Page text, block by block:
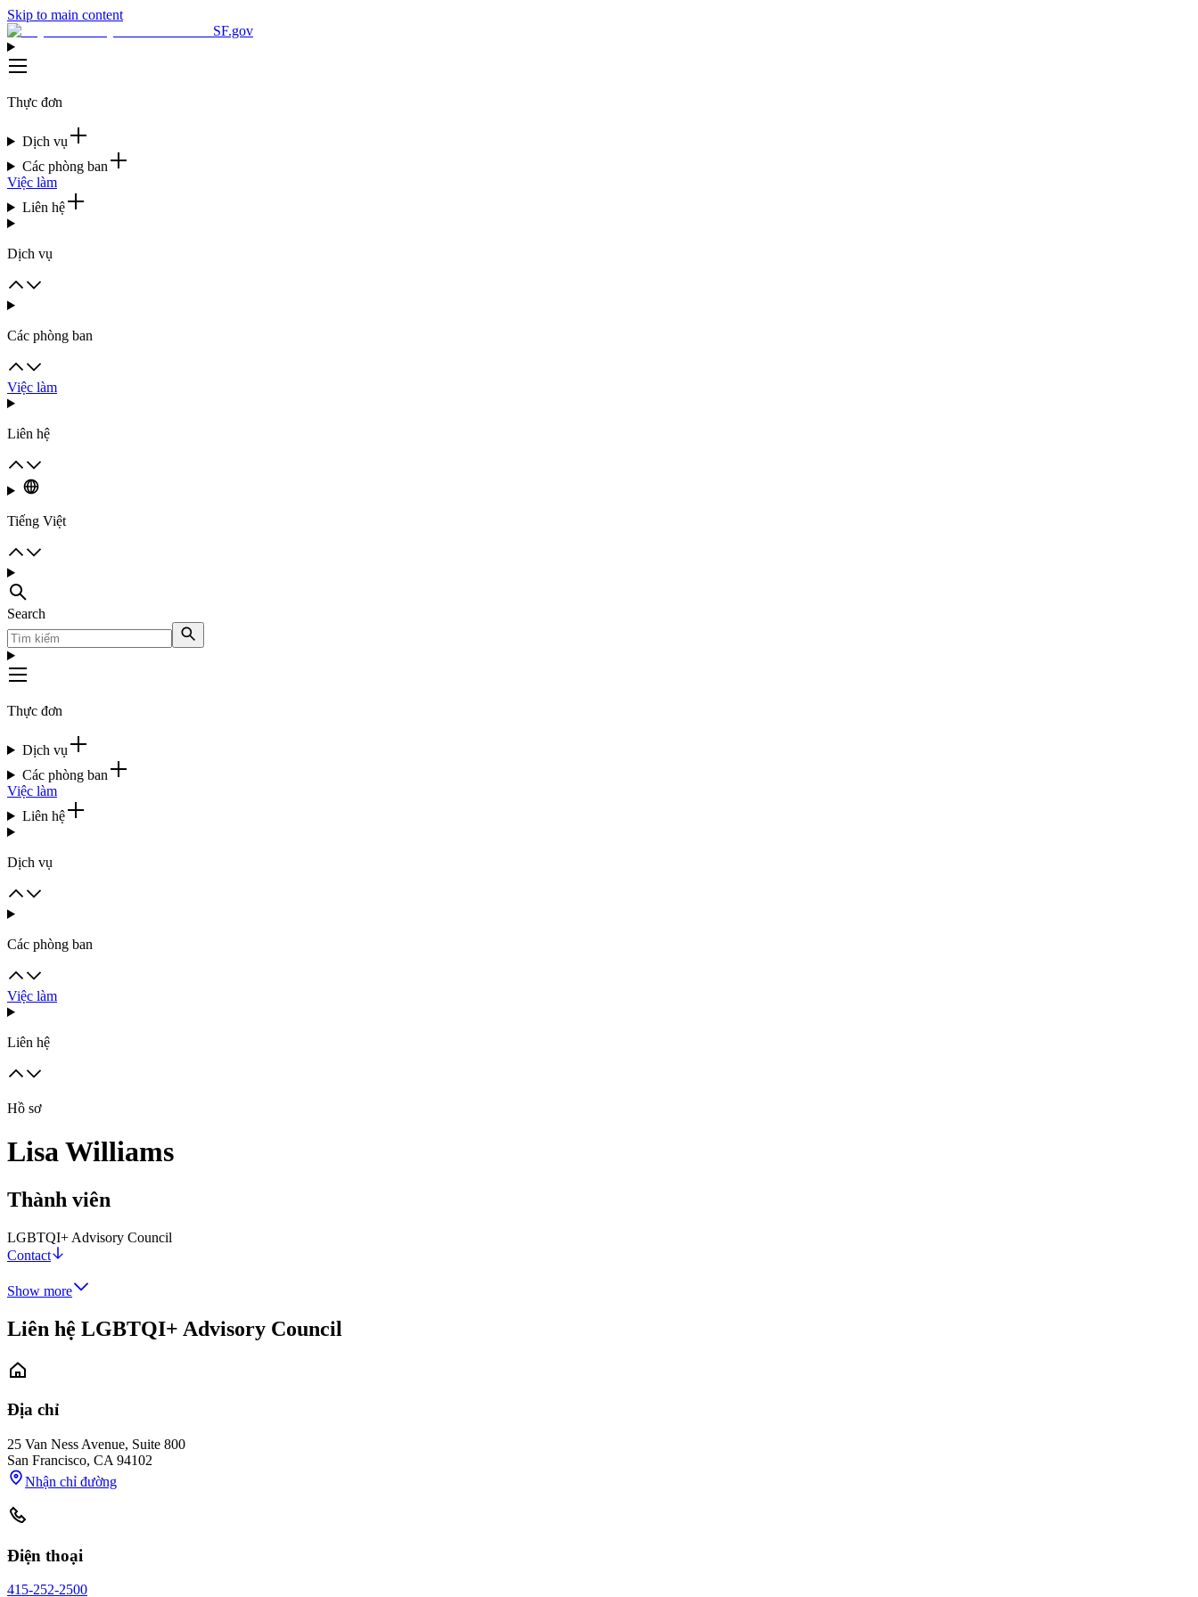
Skip to main content
SF.gov
Thực đơn
Dịch vụ
Các phòng ban
Việc làm
Liên hệ
Dịch vụ
Các phòng ban
Việc làm
Liên hệ
Tiếng Việt
Search
Thực đơn
Dịch vụ
Các phòng ban
Việc làm
Liên hệ
Dịch vụ
Các phòng ban
Việc làm
Liên hệ
Hồ sơ
Lisa Williams
Thành viên
LGBTQI+ Advisory Council
Contact
Show more
Liên hệ LGBTQI+ Advisory Council
Địa chỉ
25 Van Ness Avenue, Suite 800
San Francisco, CA 94102
Nhận chỉ đường
Điện thoại
415-252-2500